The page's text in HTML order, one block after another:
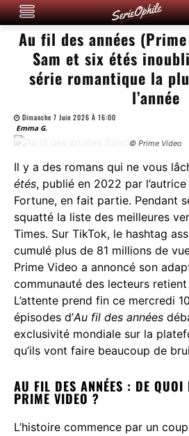
Au fil des années
Sam et six étés
série romantique la
l’année
Dimanche 7 Juin 2026 À 16:00
Emma G.
© Prime Video
Il y a des romans qui ne vous
étés, publié en 2022 par
Fortune, en fait partie. Pendant
squatté la liste des meilleures
Times. Sur TikTok, le hashtag
cumulé plus de 81 millions de
Prime Video a annoncé son
communauté des lecteurs
L’attente prend fin ce mercredi
épisodes d’Au fil des années
exclusivité mondiale sur la
qu’ils vont faire beaucoup de
AU FIL DES ANNÉES : DE QUOI
PRIME VIDEO ?
L’histoire commence par un